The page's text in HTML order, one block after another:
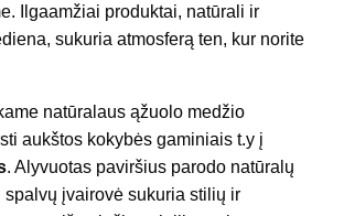
Ilgaamžiai produktai, natūrali ir
sukuria atmosferą ten, kur norite
natūralaus ąžuolo medžio
aukštos kokybės gaminiais t.y į
. Alyvuotas paviršius parodo natūralų
spalvų įvairovė sukuria stilių ir